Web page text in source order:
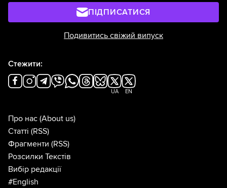
ПІДПИСАТИСЯ
Подивитись свіжий випуск
Стежити:
UA EN
Про нас (About us)
Статті (RSS)
Фрагменти (RSS)
Розсилки Текстів
Вибір редакції
#English